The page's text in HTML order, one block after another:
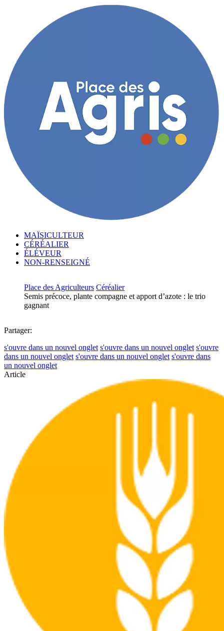
MAÏSICULTEUR
CÉRÉALIER
ÉLÉVEUR
NON-RENSEIGNÉ
Place des Agriculteurs Céréalier
Semis précoce, plante compagne et apport d’azote : le trio
gagnant
Partager:
s'ouvre dans un nouvel onglet s'ouvre dans un nouvel onglet s'ouvre
dans un nouvel onglet s'ouvre dans un nouvel onglet s'ouvre dans
un nouvel onglet
Article